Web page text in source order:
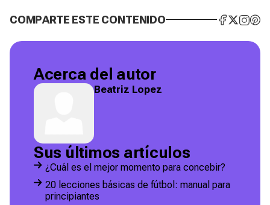
COMPARTE ESTE CONTENIDO
Acerca del autor
Beatriz Lopez
Sus últimos artículos
¿Cuál es el mejor momento para concebir?
20 lecciones básicas de fútbol: manual para
principiantes